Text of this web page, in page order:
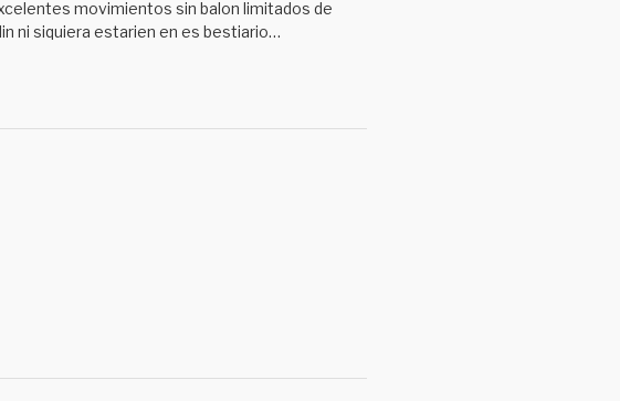
movimientos sin balon limitados de
ni siquiera estarien en es bestiario…